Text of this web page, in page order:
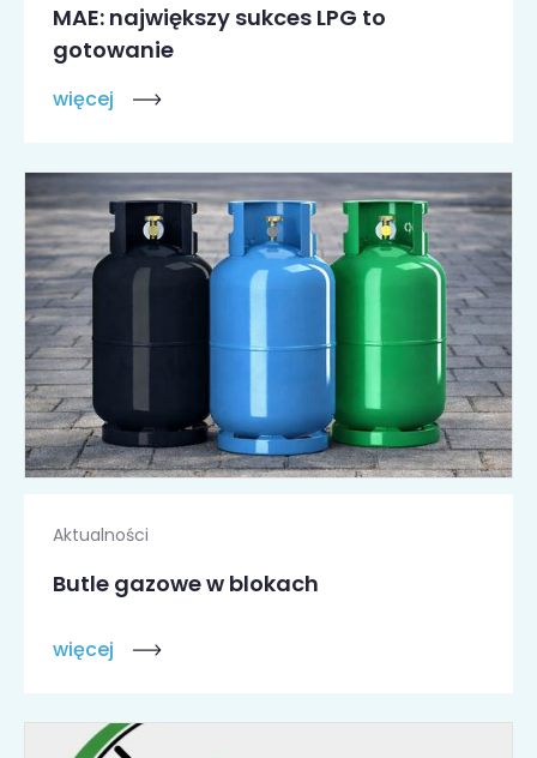
MAE: największy sukces LPG to
gotowanie
więcej
Aktualności
Butle gazowe w blokach
więcej